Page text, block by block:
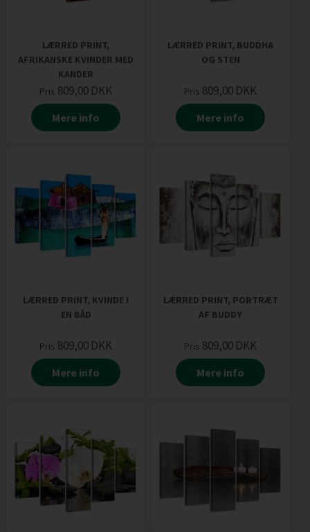
LÆRRED PRINT,
AFRIKANSKE KVINDER MED
KANDER
Pris 809,00 DKK
Mere info
LÆRRED PRINT, BUDDHA
OG STEN
Pris 809,00 DKK
Mere info
LÆRRED PRINT, KVINDE I
EN BÅD
Pris 809,00 DKK
Mere info
LÆRRED PRINT, PORTRÆT
AF BUDDY
Pris 809,00 DKK
Mere info